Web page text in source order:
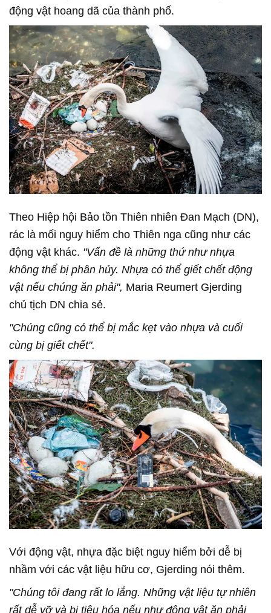
động vật hoang dã của thành phố.
Theo Hiệp hội Bảo tồn Thiên nhiên Đan Mạch (DN),
rác là mối nguy hiểm cho Thiên nga cũng như các
động vật khác. "Vấn đề là những thứ như nhựa
không thể bị phân hủy. Nhựa có thể giết chết động
vật nếu chúng ăn phải", Maria Reumert Gjerding
chủ tịch DN chia sẻ.
"Chúng cũng có thể bị mắc kẹt vào nhựa và cuối
cùng bị giết chết".
Với động vật, nhựa đặc biệt nguy hiểm bởi dễ bị
nhầm với các vật liệu hữu cơ, Gjerding nói thêm.
"Chúng tôi đang rất lo lắng. Những vật liệu tự nhiên
rất dễ vỡ và bị tiêu hóa nếu như động vật ăn phải